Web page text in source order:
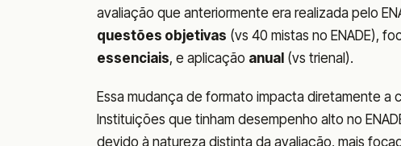
avaliação que anteriormente era realizada pelo
questões objetivas (vs 40 mistas no ENADE),
essenciais, e aplicação anual (vs trienal).
Essa mudança de formato impacta diretamente a
Instituições que tinham desempenho alto no
devido à natureza distinta da avaliação, mais